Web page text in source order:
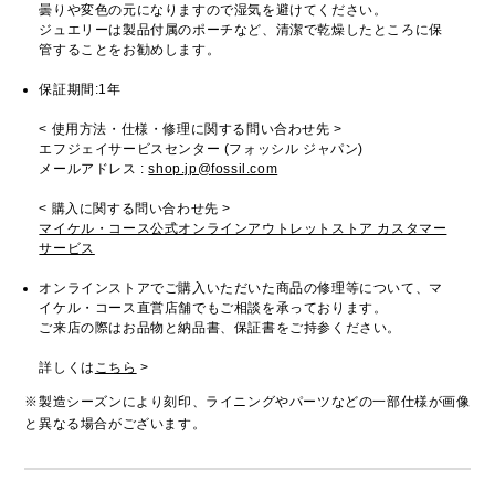
曇りや変色の元になりますので湿気を避けてください。
ジュエリーは製品付属のポーチなど、清潔で乾燥したところに保
管することをお勧めします。
保証期間:1年
< 使用方法・仕様・修理に関する問い合わせ先 >
エフジェイサービスセンター (フォッシル ジャパン)
メールアドレス :shop.jp@fossil.com
< 購入に関する問い合わせ先 >
マイケル・コース公式オンラインアウトレットストア カスタマー
サービス
オンラインストアでご購入いただいた商品の修理等について、マ
イケル・コース直営店舗でもご相談を承っております。
ご来店の際はお品物と納品書、保証書をご持参ください。
詳しくは こちら >
※製造シーズンにより刻印、ライニングやパーツなどの一部仕様が画像
と異なる場合がございます。